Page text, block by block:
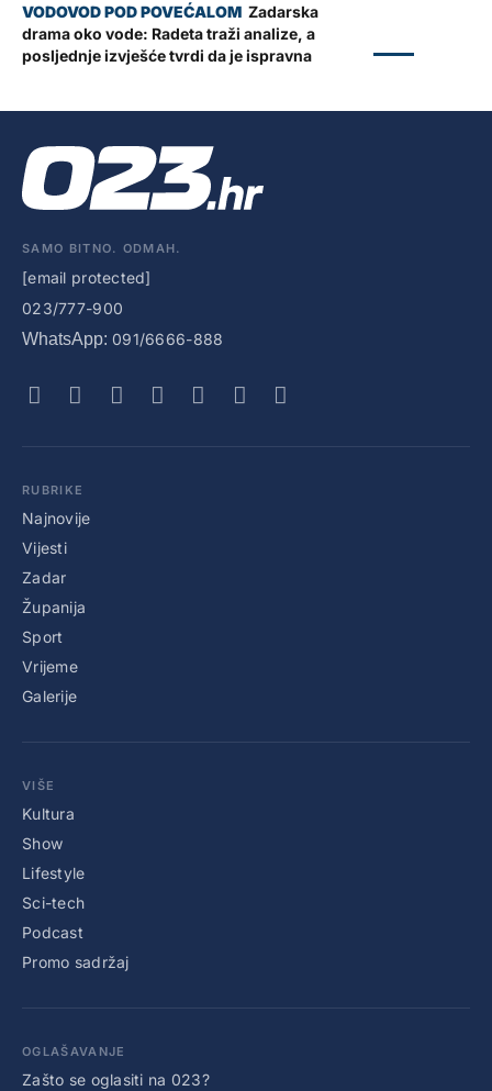
Zadarska
drama oko vode: Radeta traži analize, a
posljednje izvješće tvrdi da je ispravna
SAMO BITNO. ODMAH.
[email protected]
023/777-900
WhatsApp: 091/6666-888
RUBRIKE
Najnovije
Vijesti
Zadar
Županija
Sport
Vrijeme
Galerije
VIŠE
Kultura
Show
Lifestyle
Sci-tech
Podcast
Promo sadržaj
OGLAŠAVANJE
Zašto se oglasiti na 023?